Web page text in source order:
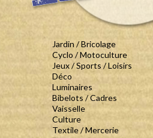
Jardin / Bricolage
Cyclo / Motoculture
Jeux / Sports / Loisirs
Déco
Luminaires
Bibelots / Cadres
Vaisselle
Culture
Textile / Mercerie